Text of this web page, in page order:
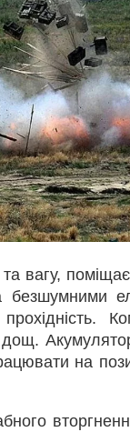
вагу,
безшумними
на